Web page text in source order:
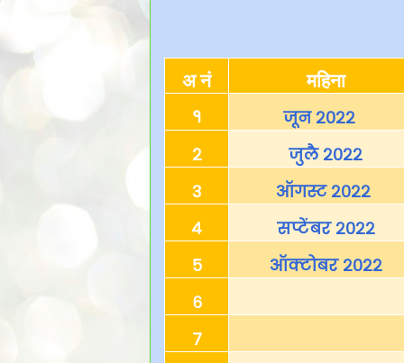
अ नं
महिना
१
जून २०२२
२
जुलै २०२२
३
ऑगस्ट २०२२
४
सप्टेंबर २०२२
५
ऑक्टोबर २०२२
६
७